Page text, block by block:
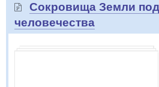
Сокровища Земли
человечества